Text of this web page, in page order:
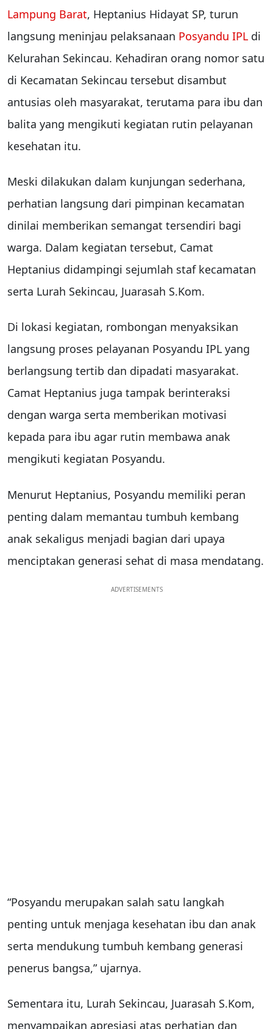
Lampung Barat, Heptanius Hidayat SP, turun
langsung meninjau pelaksanaan Posyandu IPL di
Kelurahan Sekincau. Kehadiran orang nomor satu
di Kecamatan Sekincau tersebut disambut
antusias oleh masyarakat, terutama para ibu dan
balita yang mengikuti kegiatan rutin pelayanan
kesehatan itu.
Meski dilakukan dalam kunjungan sederhana,
perhatian langsung dari pimpinan kecamatan
dinilai memberikan semangat tersendiri bagi
warga. Dalam kegiatan tersebut, Camat
Heptanius didampingi sejumlah staf kecamatan
serta Lurah Sekincau, Juarasah S.Kom.
Di lokasi kegiatan, rombongan menyaksikan
langsung proses pelayanan Posyandu IPL yang
berlangsung tertib dan dipadati masyarakat.
Camat Heptanius juga tampak berinteraksi
dengan warga serta memberikan motivasi
kepada para ibu agar rutin membawa anak
mengikuti kegiatan Posyandu.
Menurut Heptanius, Posyandu memiliki peran
penting dalam memantau tumbuh kembang
anak sekaligus menjadi bagian dari upaya
menciptakan generasi sehat di masa mendatang.
ADVERTISEMENTS
“Posyandu merupakan salah satu langkah
penting untuk menjaga kesehatan ibu dan anak
serta mendukung tumbuh kembang generasi
penerus bangsa,” ujarnya.
Sementara itu, Lurah Sekincau, Juarasah S.Kom,
menyampaikan apresiasi atas perhatian dan